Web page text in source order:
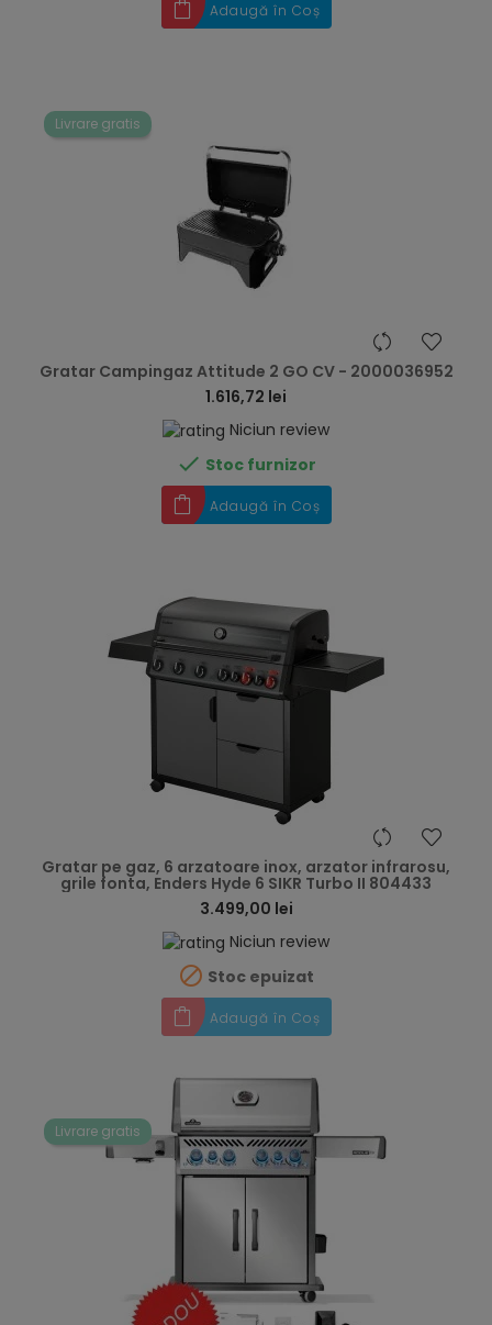
Adaugă în Coș
Livrare gratis
Gratar Campingaz Attitude 2 GO CV - 2000036952
1.616,72 lei
Niciun review
 Stoc furnizor
Adaugă în Coș
Gratar pe gaz, 6 arzatoare inox, arzator infrarosu,
grile fonta, Enders Hyde 6 SIKR Turbo II 804433
3.499,00 lei
Niciun review
 Stoc epuizat
Adaugă în Coș
Livrare gratis